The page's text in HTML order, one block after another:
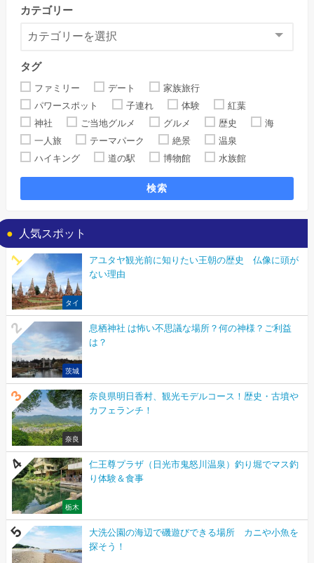
カテゴリー
タグ
ファミリー デート
家族旅行
パワースポット
子連れ 体験
紅葉
神社
ご当地グルメ グルメ 歴史
海
一人旅
テーマパーク 絶景
温泉
ハイキング
道の駅 博物館 水族館
検索
人気スポット
タイ
アユタヤ観光前に知りたい王朝の歴史 仏像に頭が
ない理由
茨城
息栖神社 は怖い不思議な場所？何の神様？ご利益
は？
奈良
奈良県明日香村、観光モデルコース！歴史・古墳や
カフェランチ！
栃木
仁王尊プラザ（日光市鬼怒川温泉）釣り堀でマス釣
り体験＆食事
大洗公園の海辺で磯遊びできる場所 カニや小魚を
探そう！